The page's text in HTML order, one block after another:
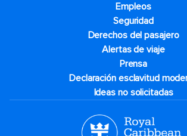
Empleos
Seguridad
Derechos del pasajero
Alertas de viaje
Prensa
Declaración esclavitud
Ideas no solicitadas